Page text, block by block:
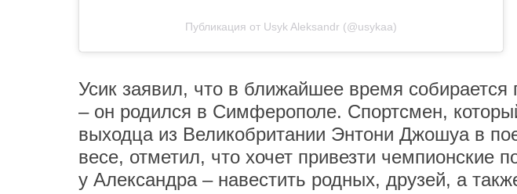
Публикация от Usyk Aleksandr (@usykaa)
Усик заявил, что в ближайшее время
– он родился в Симферополе. Спортсмен,
выходца из Великобритании Энтони Джошуа в
весе, отметил, что хочет привезти чемпионские
у Александра – навестить родных, друзей, а